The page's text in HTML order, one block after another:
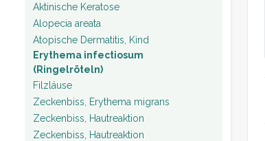
Aktinische Keratose
Alopecia areata
Atopische Dermatitis, Kind
Erythema infectiosum
(Ringelröteln)
Filzläuse
Zeckenbiss, Erythema migrans
Zeckenbiss, Hautreaktion
Zeckenbiss, Hautreaktion